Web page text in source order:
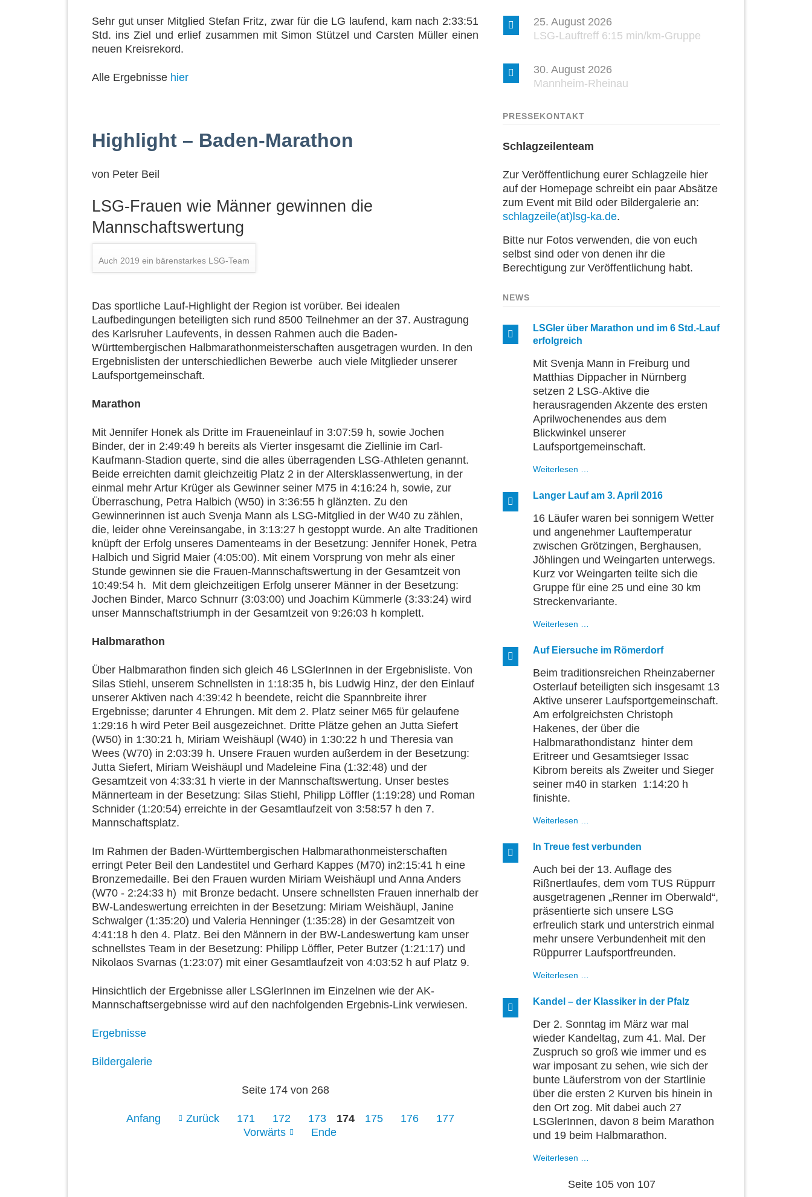
Sehr gut unser Mitglied Stefan Fritz, zwar für die LG laufend, kam nach 2:33:51
Std. ins Ziel und erlief zusammen mit Simon Stützel und Carsten Müller einen
neuen Kreisrekord.
Alle Ergebnisse hier
Highlight – Baden-Marathon
von Peter Beil
LSG-Frauen wie Männer gewinnen die
Mannschaftswertung
Auch 2019 ein bärenstarkes LSG-Team
Das sportliche Lauf-Highlight der Region ist vorüber. Bei idealen
Laufbedingungen beteiligten sich rund 8500 Teilnehmer an der 37. Austragung
des Karlsruher Laufevents, in dessen Rahmen auch die Baden-
Württembergischen Halbmarathonmeisterschaften ausgetragen wurden. In den
Ergebnislisten der unterschiedlichen Bewerbe auch viele Mitglieder unserer
Laufsportgemeinschaft.
Marathon
Mit Jennifer Honek als Dritte im Fraueneinlauf in 3:07:59 h, sowie Jochen
Binder, der in 2:49:49 h bereits als Vierter insgesamt die Ziellinie im Carl-
Kaufmann-Stadion querte, sind die alles überragenden LSG-Athleten genannt.
Beide erreichten damit gleichzeitig Platz 2 in der Altersklassenwertung, in der
einmal mehr Artur Krüger als Gewinner seiner M75 in 4:16:24 h, sowie, zur
Überraschung, Petra Halbich (W50) in 3:36:55 h glänzten. Zu den
Gewinnerinnen ist auch Svenja Mann als LSG-Mitglied in der W40 zu zählen,
die, leider ohne Vereinsangabe, in 3:13:27 h gestoppt wurde. An alte Traditionen
knüpft der Erfolg unseres Damenteams in der Besetzung: Jennifer Honek, Petra
Halbich und Sigrid Maier (4:05:00). Mit einem Vorsprung von mehr als einer
Stunde gewinnen sie die Frauen-Mannschaftswertung in der Gesamtzeit von
10:49:54 h. Mit dem gleichzeitigen Erfolg unserer Männer in der Besetzung:
Jochen Binder, Marco Schnurr (3:03:00) und Joachim Kümmerle (3:33:24) wird
unser Mannschaftstriumph in der Gesamtzeit von 9:26:03 h komplett.
Halbmarathon
Über Halbmarathon finden sich gleich 46 LSGlerInnen in der Ergebnisliste. Von
Silas Stiehl, unserem Schnellsten in 1:18:35 h, bis Ludwig Hinz, der den Einlauf
unserer Aktiven nach 4:39:42 h beendete, reicht die Spannbreite ihrer
Ergebnisse; darunter 4 Ehrungen. Mit dem 2. Platz seiner M65 für gelaufene
1:29:16 h wird Peter Beil ausgezeichnet. Dritte Plätze gehen an Jutta Siefert
(W50) in 1:30:21 h, Miriam Weishäupl (W40) in 1:30:22 h und Theresia van
Wees (W70) in 2:03:39 h. Unsere Frauen wurden außerdem in der Besetzung:
Jutta Siefert, Miriam Weishäupl und Madeleine Fina (1:32:48) und der
Gesamtzeit von 4:33:31 h vierte in der Mannschaftswertung. Unser bestes
Männerteam in der Besetzung: Silas Stiehl, Philipp Löffler (1:19:28) und Roman
Schnider (1:20:54) erreichte in der Gesamtlaufzeit von 3:58:57 h den 7.
Mannschaftsplatz.
Im Rahmen der Baden-Württembergischen Halbmarathonmeisterschaften
erringt Peter Beil den Landestitel und Gerhard Kappes (M70) in2:15:41 h eine
Bronzemedaille. Bei den Frauen wurden Miriam Weishäupl und Anna Anders
(W70 - 2:24:33 h) mit Bronze bedacht. Unsere schnellsten Frauen innerhalb der
BW-Landeswertung erreichten in der Besetzung: Miriam Weishäupl, Janine
Schwalger (1:35:20) und Valeria Henninger (1:35:28) in der Gesamtzeit von
4:41:18 h den 4. Platz. Bei den Männern in der BW-Landeswertung kam unser
schnellstes Team in der Besetzung: Philipp Löffler, Peter Butzer (1:21:17) und
Nikolaos Svarnas (1:23:07) mit einer Gesamtlaufzeit von 4:03:52 h auf Platz 9.
Hinsichtlich der Ergebnisse aller LSGlerInnen im Einzelnen wie der AK-
Mannschaftsergebnisse wird auf den nachfolgenden Ergebnis-Link verwiesen.
Ergebnisse
Bildergalerie
Seite 174 von 268
Anfang Zurück 171 172 173 174 175 176
177
Vorwärts
Ende
25. August 2026
LSG-Lauftreff 6:15 min/km-Gruppe
30. August 2026
Mannheim-Rheinau
PRESSEKONTAKT
Schlagzeilenteam
Zur Veröffentlichung eurer Schlagzeile hier
auf der Homepage schreibt ein paar Absätze
zum Event mit Bild oder Bildergalerie an:
schlagzeile(at)lsg-ka.de.
Bitte nur Fotos verwenden, die von euch
selbst sind oder von denen ihr die
Berechtigung zur Veröffentlichung habt.
NEWS
LSGler über Marathon und im 6 Std.-Lauf
erfolgreich
Mit Svenja Mann in Freiburg und
Matthias Dippacher in Nürnberg
setzen 2 LSG-Aktive die
herausragenden Akzente des ersten
Aprilwochenendes aus dem
Blickwinkel unserer
Laufsportgemeinschaft.
Weiterlesen …
Marathon
und
6
Std.-
Lauf
erfolgreich
Langer Lauf am 3. April 2016
16 Läufer waren bei sonnigem Wetter
und angenehmer Lauftemperatur
zwischen Grötzingen, Berghausen,
Jöhlingen und Weingarten unterwegs.
Kurz vor Weingarten teilte sich die
Gruppe für eine 25 und eine 30 km
Streckenvariante.
Weiterlesen …
am
3.
2016
Auf Eiersuche im Römerdorf
Beim traditionsreichen Rheinzaberner
Osterlauf beteiligten sich insgesamt 13
Aktive unserer Laufsportgemeinschaft.
Am erfolgreichsten Christoph
Hakenes, der über die
Halbmarathondistanz hinter dem
Eritreer und Gesamtsieger Issac
Kibrom bereits als Zweiter und Sieger
seiner m40 in starken 1:14:20 h
finishte.
Weiterlesen …
Römerdorf
In Treue fest verbunden
Auch bei der 13. Auflage des
Rißnertlaufes, dem vom TUS Rüppurr
ausgetragenen „Renner im Oberwald“,
präsentierte sich unsere LSG
erfreulich stark und unterstrich einmal
mehr unsere Verbundenheit mit den
Rüppurrer Laufsportfreunden.
Weiterlesen …
fest
verbunden
Kandel – der Klassiker in der Pfalz
Der 2. Sonntag im März war mal
wieder Kandeltag, zum 41. Mal. Der
Zuspruch so groß wie immer und es
war imposant zu sehen, wie sich der
bunte Läuferstrom von der Startlinie
über die ersten 2 Kurven bis hinein in
den Ort zog. Mit dabei auch 27
LSGlerInnen, davon 8 beim Marathon
und 19 beim Halbmarathon.
Weiterlesen …
der
Klassiker
Seite 105 von 107